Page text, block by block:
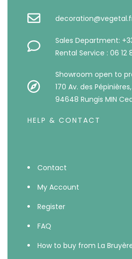
Sales Department:
Rental Service : 06 12
Showroom open to
170 Av. des Pépinières,
94648 Rungis MIN
HELP & CONTACT
Contact
My Account
Register
FAQ
How to buy from La